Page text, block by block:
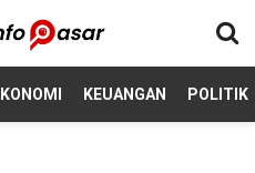
KEUANGAN POLITIK